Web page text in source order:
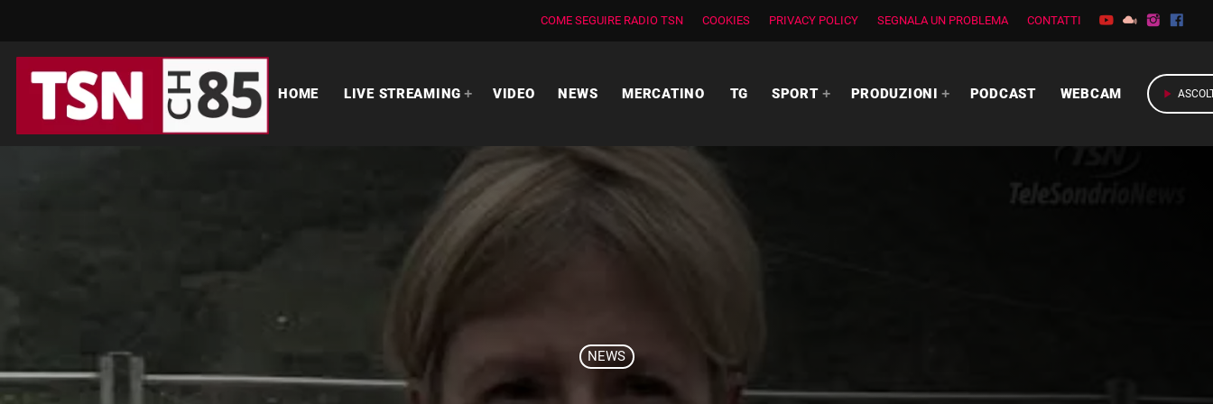
COME SEGUIRE RADIO TSN COOKIES PRIVACY POLICY SEGNALA UN PROBLEMA CONTATTI
HOME LIVE STREAMING VIDEO NEWS MERCATINO TG SPORT PRODUZIONI PODCAST WEBCAM play_arrow
NEWS